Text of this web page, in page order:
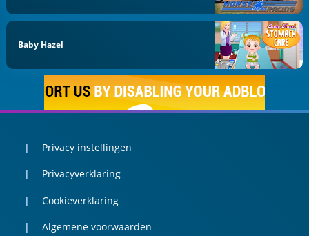
Baby Hazel
Privacy instellingen
Privacyverklaring
Cookieverklaring
Algemene voorwaarden